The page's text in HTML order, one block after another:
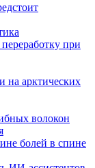
при
на арктических
волокон
болей в спине